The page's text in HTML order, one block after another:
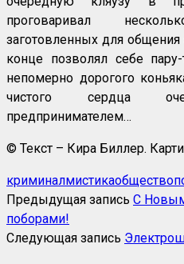
проговаривал
заготовленных для
конце позволял себе пару-
непомерно дорогого
чистого сердца
предпринимателем…
© Текст – Кира Биллер.
криминалмистикаобщество
Предыдущая запись С
поборами!
Следующая запись